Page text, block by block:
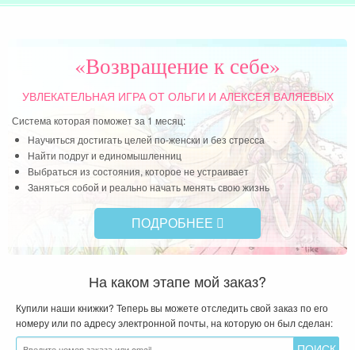
и
«Возвращение к себе»
УВЛЕКАТЕЛЬНАЯ ИГРАОТ ОЛЬГИ И АЛЕКСЕЯ ВАЛЯЕВЫХ
Система которая поможет за 1 месяц:
Научиться достигать целей по-женски и без стресса
Найти подруг и единомышленниц
Выбраться из состояния, которое не устраивает
Заняться собой и реально начать менять свою жизнь
ПОДРОБНЕЕ
На каком этапе мой заказ?
Купили наши книжки? Теперь вы можете отследить свой заказ по его
номеру или по адресу электронной почты, на которую он был сделан: